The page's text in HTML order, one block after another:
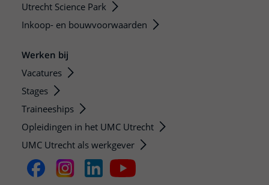
Utrecht Science Park
Inkoop- en bouwvoorwaarden
Werken bij
Vacatures
Stages
Traineeships
Opleidingen in het UMC Utrecht
UMC Utrecht als werkgever